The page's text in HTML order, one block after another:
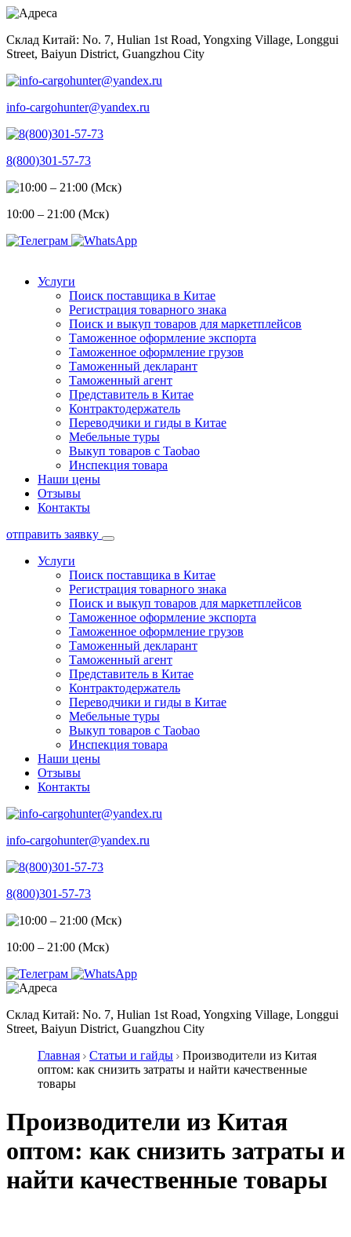
Skip
content
Склад Китай: No. 7, Hulian 1st Road, Yongxing Village, Longgui
Street, Baiyun District, Guangzhou City
info-cargohunter@yandex.ru
8(800)301-57-73
10:00 – 21:00 (Мск)
Услуги
Поиск поставщика в Китае
Регистрация товарного знака
Поиск и выкуп товаров для маркетплейсов
Таможенное оформление экспорта
Таможенное оформление грузов
Таможенный декларант
Таможенный агент
Представитель в Китае
Контрактодержатель
Переводчики и гиды в Китае
Мебельные туры
Выкуп товаров с Taobao
Инспекция товара
Наши цены
Отзывы
Контакты
отправить заявку
Услуги
Поиск поставщика в Китае
Регистрация товарного знака
Поиск и выкуп товаров для маркетплейсов
Таможенное оформление экспорта
Таможенное оформление грузов
Таможенный декларант
Таможенный агент
Представитель в Китае
Контрактодержатель
Переводчики и гиды в Китае
Мебельные туры
Выкуп товаров с Taobao
Инспекция товара
Наши цены
Отзывы
Контакты
info-cargohunter@yandex.ru
8(800)301-57-73
10:00 – 21:00 (Мск)
Склад Китай: No. 7, Hulian 1st Road, Yongxing Village, Longgui
Street, Baiyun District, Guangzhou City
Главная
Статьи и гайды
Производители из Китая
оптом: как снизить затраты и найти качественные
товары
Производители из Китая
оптом: как снизить затраты и
найти качественные товары